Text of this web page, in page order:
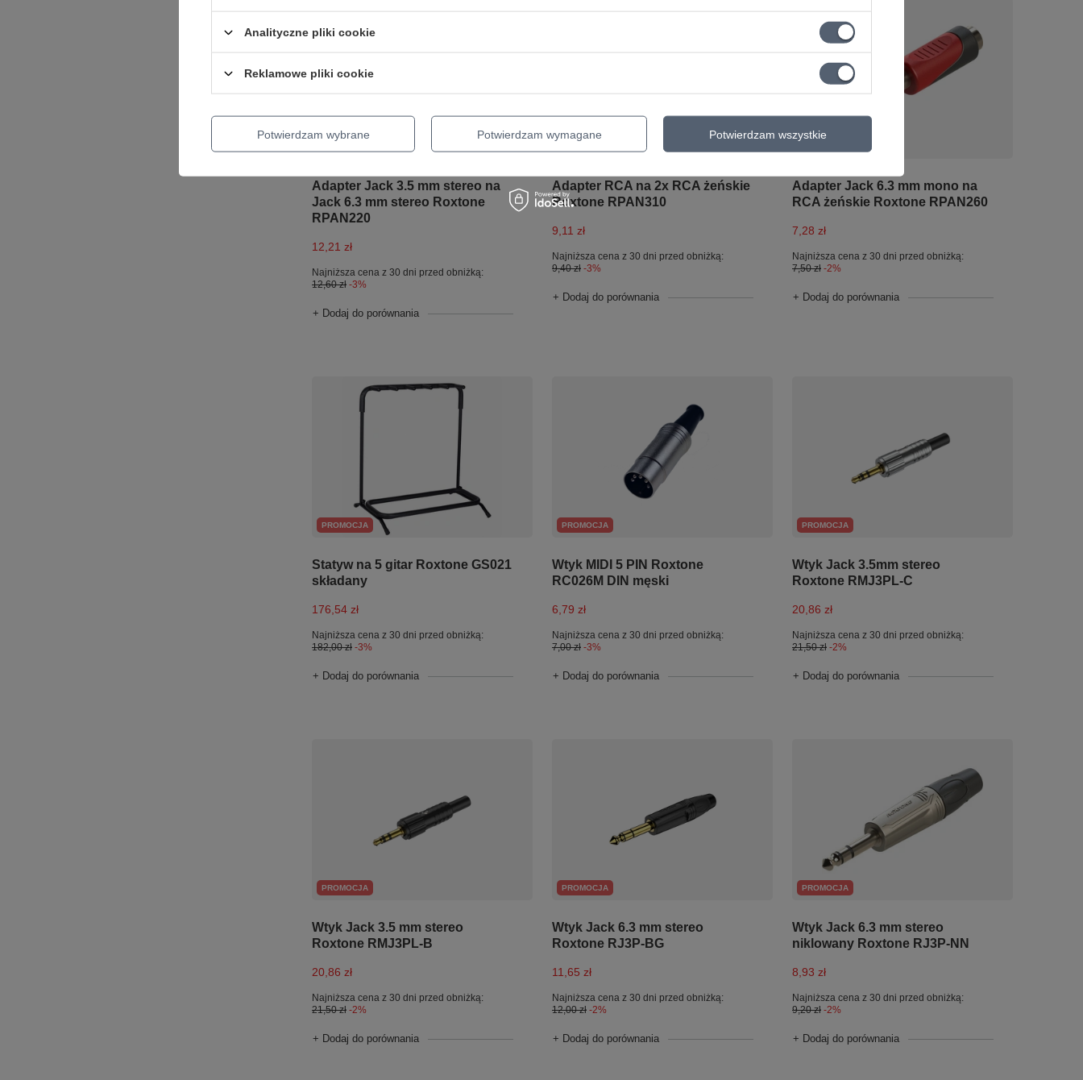
Adapter Jack 3.5 mm stereo na
Jack 6.3 mm stereo Roxtone
RPAN220
12,21 zł
Najniższa cena z 30 dni przed obniżką:
12,60 zł -3%
+ Dodaj do porównania
Adapter RCA na 2x RCA żeńskie
Roxtone RPAN310
9,11 zł
Najniższa cena z 30 dni przed obniżką:
9,40 zł -3%
+ Dodaj do porównania
Adapter Jack 6.3 mm mono na
RCA żeńskie Roxtone RPAN260
7,28 zł
Najniższa cena z 30 dni przed obniżką:
7,50 zł -2%
+ Dodaj do porównania
PROMOCJA
Statyw na 5 gitar Roxtone GS021
składany
176,54 zł
Najniższa cena z 30 dni przed obniżką:
182,00 zł -3%
+ Dodaj do porównania
PROMOCJA
Wtyk MIDI 5 PIN Roxtone
RC026M DIN męski
6,79 zł
Najniższa cena z 30 dni przed obniżką:
7,00 zł -3%
+ Dodaj do porównania
PROMOCJA
Wtyk Jack 3.5mm stereo
Roxtone RMJ3PL-C
20,86 zł
Najniższa cena z 30 dni przed obniżką:
21,50 zł -2%
+ Dodaj do porównania
PROMOCJA
Wtyk Jack 3.5 mm stereo
Roxtone RMJ3PL-B
20,86 zł
Najniższa cena z 30 dni przed obniżką:
21,50 zł -2%
+ Dodaj do porównania
PROMOCJA
Wtyk Jack 6.3 mm stereo
Roxtone RJ3P-BG
11,65 zł
Najniższa cena z 30 dni przed obniżką:
12,00 zł -2%
+ Dodaj do porównania
PROMOCJA
Wtyk Jack 6.3 mm stereo
niklowany Roxtone RJ3P-NN
8,93 zł
Najniższa cena z 30 dni przed obniżką:
9,20 zł -2%
+ Dodaj do porównania
Analityczne pliki cookie
Reklamowe pliki cookie
Potwierdzam wybrane Potwierdzam wymagane Potwierdzam wszystkie